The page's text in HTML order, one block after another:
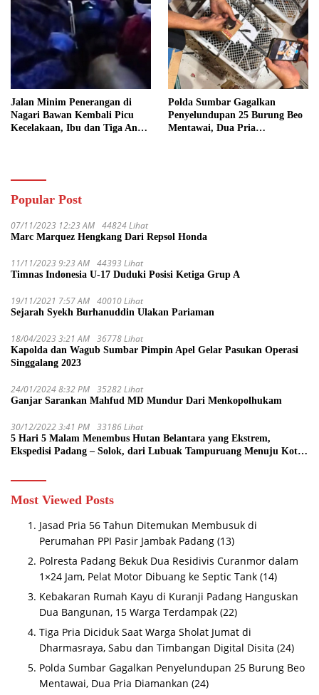
Jalan Minim Penerangan di
Nagari Bawan Kembali Picu
Kecelakaan, Ibu dan Tiga Anak
Polda Sumbar Gagalkan
Penyelundupan 25 Burung Beo
Mentawai, Dua Pria
Popular Post
07/11/2023 12:23 AM 44824 Lihat
Marc Marquez Hengkang Dari Repsol Honda
11/11/2023 9:23 AM 44393 Lihat
Timnas Indonesia U-17 Duduki Posisi Ketiga Grup A
19/11/2021 7:57 AM 40010 Lihat
Sejarah Syekh Burhanuddin Ulakan Pariaman
18/04/2023 3:21 AM 36778 Lihat
Kapolda dan Wagub Sumbar Pimpin Apel Gelar Pasukan Operasi
Singgalang 2023
24/01/2024 8:32 PM 35282 Lihat
Ganjar Sarankan Mahfud MD Mundur Dari Menkopolhukam
30/12/2022 3:41 PM 33186 Lihat
5 Hari 5 Malam Menembus Hutan Belantara yang Ekstrem,
Ekspedisi Padang – Solok, dari Lubuak Tampuruang Menuju Koto
Most Viewed Posts
Jasad Pria 56 Tahun Ditemukan Membusuk di
Perumahan PPI Pasir Jambak Padang (13)
Polresta Padang Bekuk Dua Residivis Curanmor dalam
1×24 Jam, Pelat Motor Dibuang ke Septic Tank (14)
Kebakaran Rumah Kayu di Kuranji Padang Hanguskan
Dua Bangunan, 15 Warga Terdampak (22)
Tiga Pria Diciduk Saat Warga Sholat Jumat di
Dharmasraya, Sabu dan Timbangan Digital Disita (24)
Polda Sumbar Gagalkan Penyelundupan 25 Burung Beo
Mentawai, Dua Pria Diamankan (24)